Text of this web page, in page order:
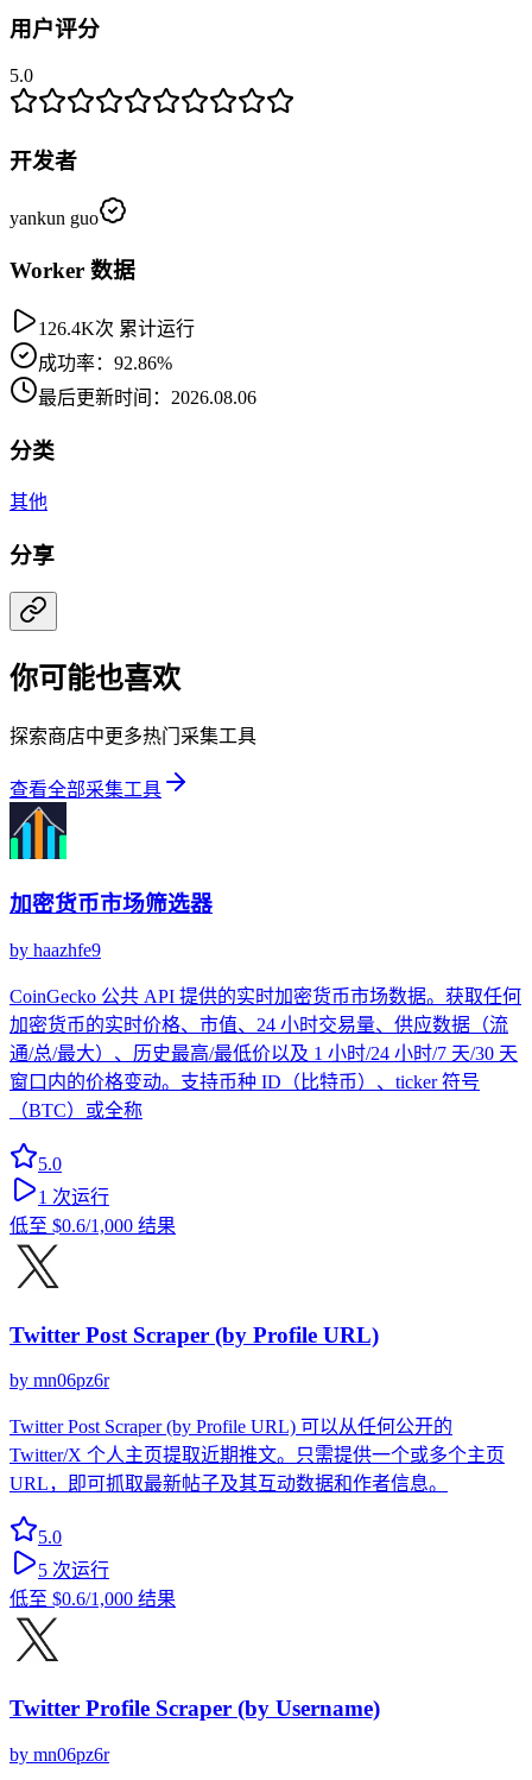
用户评分
5.0
开发者
yankun guo
Worker 数据
126.4K次 累计运行
成功率：92.86%
最后更新时间：2026.08.06
分类
其他
分享
你可能也喜欢
探索商店中更多热门采集工具
查看全部采集工具
加密货币市场筛选器
by haazhfe9
CoinGecko 公共 API 提供的实时加密货币市场数据。获取任何
加密货币的实时价格、市值、24 小时交易量、供应数据（流
通/总/最大）、历史最高/最低价以及 1 小时/24 小时/7 天/30 天
窗口内的价格变动。支持币种 ID（比特币）、ticker 符号
（BTC）或全称
5.0
1 次运行
低至 $0.6/1,000 结果
Twitter Post Scraper (by Profile URL)
by mn06pz6r
Twitter Post Scraper (by Profile URL) 可以从任何公开的
Twitter/X 个人主页提取近期推文。只需提供一个或多个主页
URL，即可抓取最新帖子及其互动数据和作者信息。
5.0
5 次运行
低至 $0.6/1,000 结果
Twitter Profile Scraper (by Username)
by mn06pz6r